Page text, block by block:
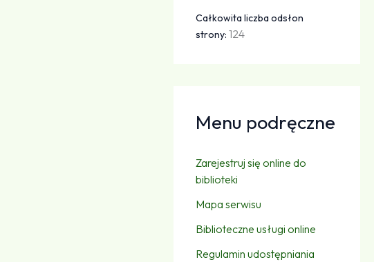
Całkowita liczba odsłon
strony:124
Menu podręczne
Zarejestruj się online do
biblioteki
Mapa serwisu
Biblioteczne usługi online
Regulamin udostępniania